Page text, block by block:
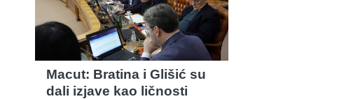
Macut: Bratina i Glišić su
dali izjave kao ličnosti